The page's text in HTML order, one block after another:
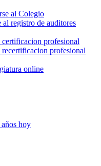
al Colegio
registro de auditores
certificacion profesional
profesional
online
hoy